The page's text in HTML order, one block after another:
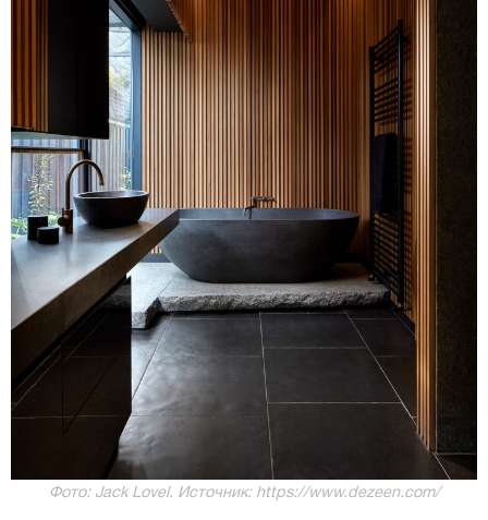
Фото: Jack Lovel. Источник: https://www.dezeen.com/